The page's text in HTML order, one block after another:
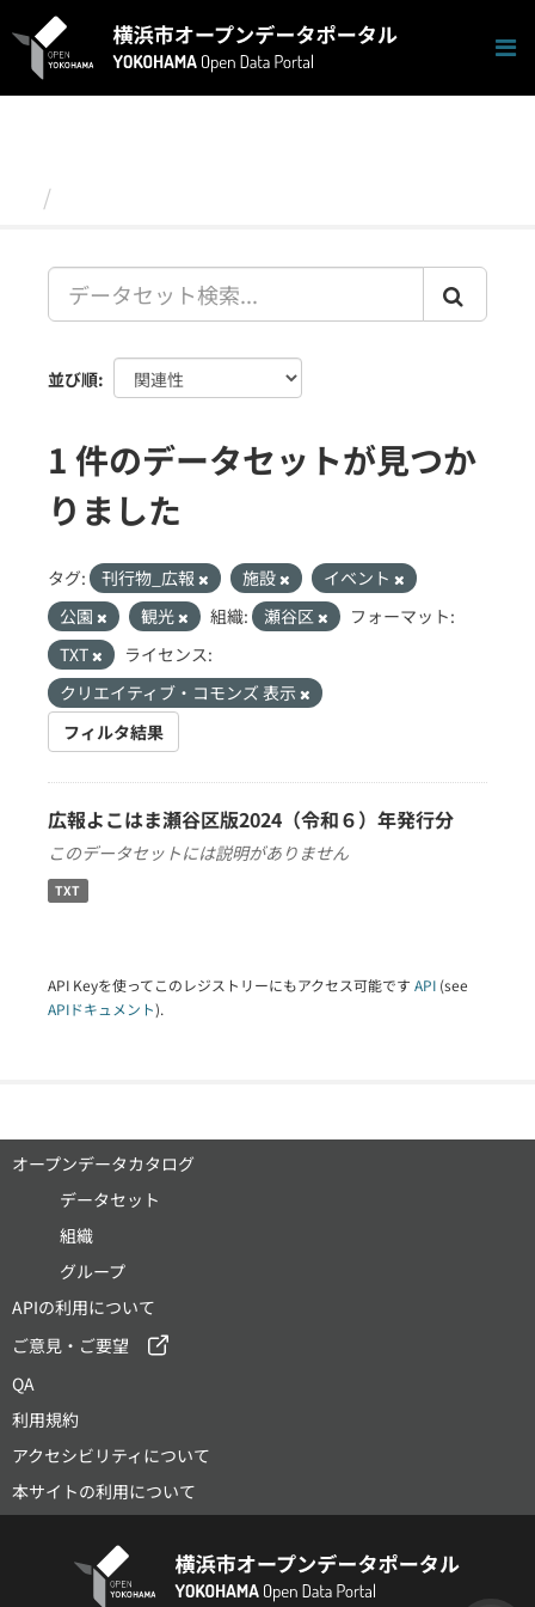
キ
並び順
1 件のデータセットが見つか
りました
タグ: 刊行物_広報 施設
イベント
公園
観光 組織: 瀬谷区
フォーマット:
TXT
ライセンス:
クリエイティブ・コモンズ 表示
フィルタ結果
広報よこはま瀬谷区版2024（令和６）年発行分
このデータセットには説明がありません
TXT
API Keyを使ってこのレジストリーにもアクセス可能です API (see
APIドキュメント).
オープンデータカタログ
データセット
組織
グループ
APIの利用について
ご意見・ご要望
QA
利用規約
アクセシビリティについて
本サイトの利用について